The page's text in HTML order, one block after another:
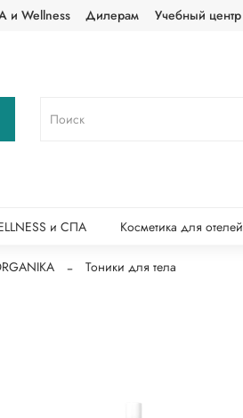
и Wellness Дилерам Учебный центр
и СПА Косметика для отелей
Тоники для тела